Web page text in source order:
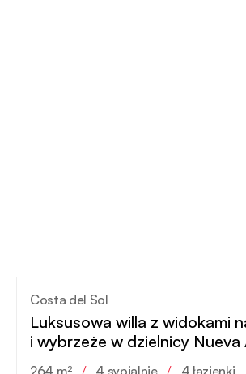
Costa del Sol
Luksusowa willa z widokami
i wybrzeże w dzielnicy Nueva
264 m² / 4 sypialnie / 4 łazienki